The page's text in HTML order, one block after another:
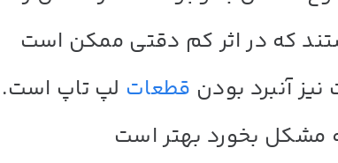
که در اثر کم دقتی ممکن است
آنبرد بودن قطعات لپ تاپ است.
مشکل بخورد بهتر است